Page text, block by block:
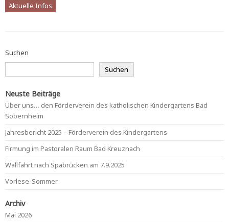
Aktuelle Infos
Suchen
Suchen
Neuste Beiträge
Über uns… den Förderverein des katholischen Kindergartens Bad
Sobernheim
Jahresbericht 2025 – Förderverein des Kindergartens
Firmung im Pastoralen Raum Bad Kreuznach
Wallfahrt nach Spabrücken am 7.9.2025
Vorlese-Sommer
Archiv
Mai 2026